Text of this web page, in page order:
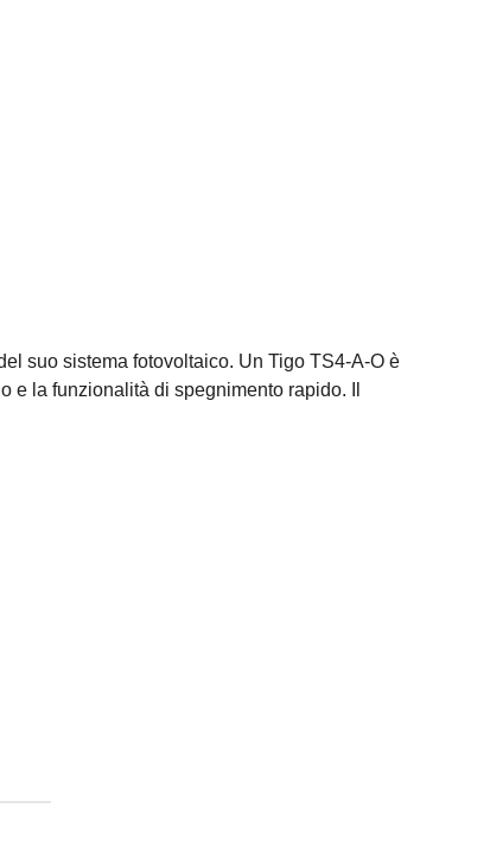
suo sistema fotovoltaico. Un Tigo TS4-A-O è
la funzionalità di spegnimento rapido. Il